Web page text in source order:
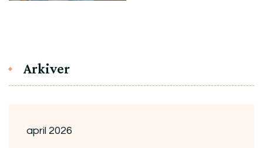
Arkiver
april 2026